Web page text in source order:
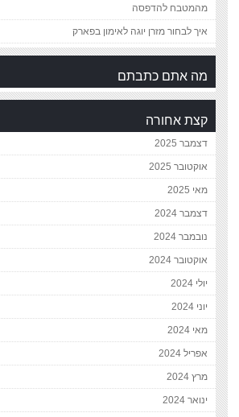
מהמטבח להדפסה
איך לבחור מזרן יוגה לאימון בפארק
מה אתם כתבתם
קצת אחורה
דצמבר 2025
אוקטובר 2025
מאי 2025
דצמבר 2024
נובמבר 2024
אוקטובר 2024
יולי 2024
יוני 2024
מאי 2024
אפריל 2024
מרץ 2024
ינואר 2024